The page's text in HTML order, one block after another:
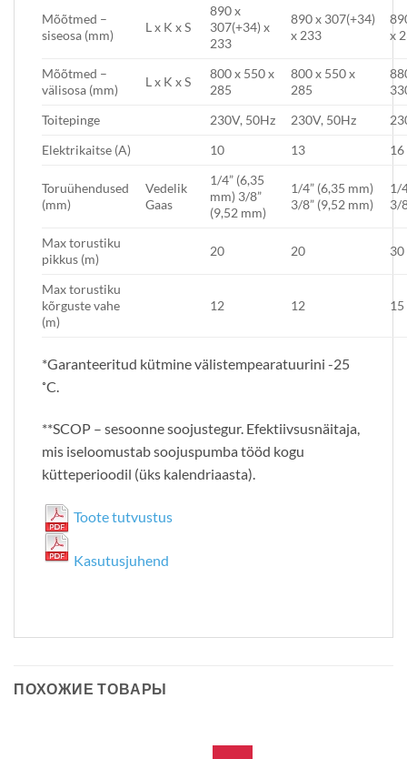
Mõõtmed –
siseosa (mm)
L x K x S
890 x
307(+34) x
233
890 x 307(+34)
x 233
x
Mõõtmed –
välisosa (mm)
L x K x S
800 x 550 x
285
800 x 550 x
285
Toitepinge
230V, 50Hz 230V, 50Hz
Elektrikaitse (A)
10 13 16
Toruühendused
(mm)
Vedelik
Gaas
1/4” (6,35
mm) 3/8”
(9,52 mm)
1/4” (6,35 mm)
3/8” (9,52 mm)
1/
3/
Max torustiku
pikkus (m)
20 20 30
Max torustiku
kõrguste vahe
(m)
12 12 15
*Garanteeritud kütmine välistempearatuurini -25
˚C.
**SCOP – sesoonne soojustegur. Efektiivsusnäitaja,
mis iseloomustab soojuspumba tööd kogu
kütteperioodil (üks kalendriaasta).
Toote tutvustus
Kasutusjuhend
ПОХОЖИЕ ТОВАРЫ